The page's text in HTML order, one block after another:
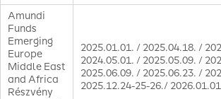
Amundi
Funds
Emerging
Europe
Middle East
and Africa
Részvény
2025.01.01. / 2025.04.18. /
2024.05.01. / 2025.05.09. /
2025.06.09. / 2025.06.23. /
2025.12.24-25-26./